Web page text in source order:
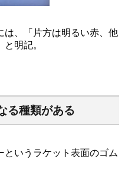
は、「片方は明るい赤、他
明記。
る種類がある
いうラケット表面のゴム